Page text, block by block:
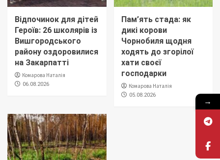
Відпочинок для дітей
Героїв: 26 школярів із
Вишгородського
району оздоровилися
на Закарпатті
Комарова Наталія
06.08.2026
Пам’ять стада: як
дикі корови
Чорнобиля щодня
ходять до згорілої
хати своєї
господарки
Комарова Наталія
05.08.2026
→